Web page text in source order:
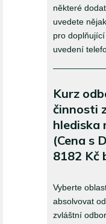
některé
uvedete
pro
uvedení
Kurz
činnosti
hlediska
(Cena s
8182 Kč
Vyberte
absolvovat
zvláštní